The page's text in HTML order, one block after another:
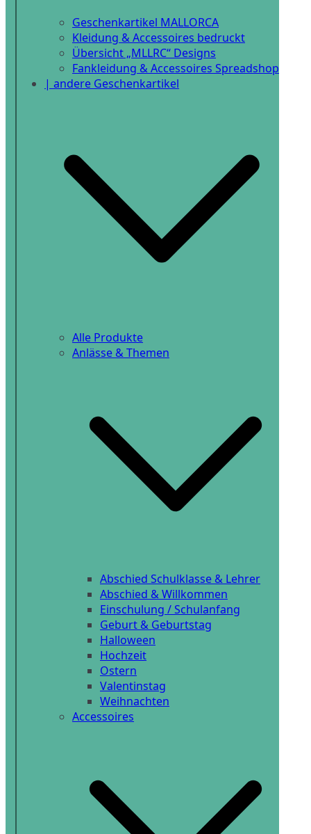
Geschenkartikel MALLORCA
Kleidung & Accessoires bedruckt
Übersicht „MLLRC“ Designs
Fankleidung & Accessoires Spreadshop
| andere Geschenkartikel
Alle Produkte
Anlässe & Themen
Abschied Schulklasse & Lehrer
Abschied & Willkommen
Einschulung / Schulanfang
Geburt & Geburtstag
Halloween
Hochzeit
Ostern
Valentinstag
Weihnachten
Accessoires